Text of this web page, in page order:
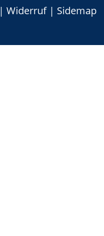
| Widerruf| Sidemap